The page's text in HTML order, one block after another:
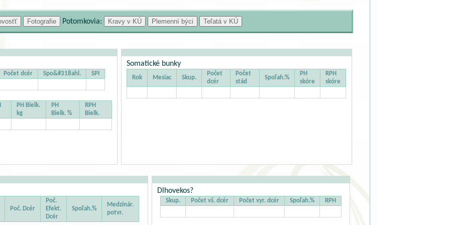
Potomkovia:
Počet dcér Spo&#318ahl. SPI
PH Bielk.
kg
PH
Bielk. %
RPH
Bielk.
Somatické bunky
Rok Mesiac Skup.
Počet
dcér
Počet
stád
Spoľah.%
PH
skóre
RPH
skóre
Poč. Dcér
Poč.
Efekt.
Dcér
Spoľah.%
Medzinár.
potvr.
Dlhovekos?
Skup. Počet vš. dcér Počet vyr. dcér Spoľah.% RPH